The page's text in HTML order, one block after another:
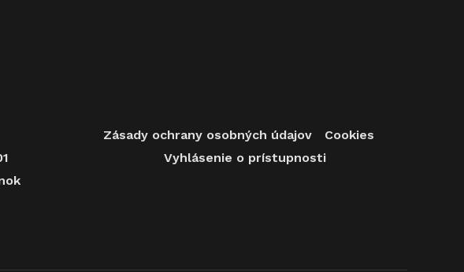
Zásady ochrany osobných údajov
Cookies
Vyhlásenie o prístupnosti